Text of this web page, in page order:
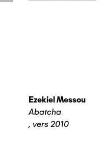
Ezekiel Messou
Abatcha
, vers 2010